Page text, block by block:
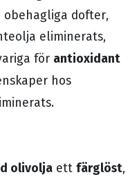
dofter,
eliminerats,
för antioxidant
hos
olivolja ett färglöst,